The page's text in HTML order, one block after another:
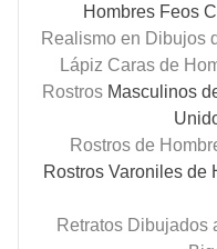
Hombres Feos
Realismo en Dibujos
Lápiz Caras de
Rostros Masculinos
Rostros de
Rostros Varoniles de
Retratos Dibujados